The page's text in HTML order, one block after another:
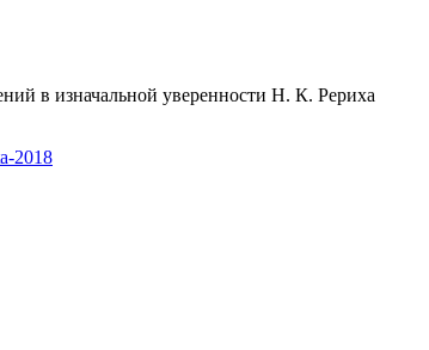
в изначальной уверенности Н. К. Рериха
2018